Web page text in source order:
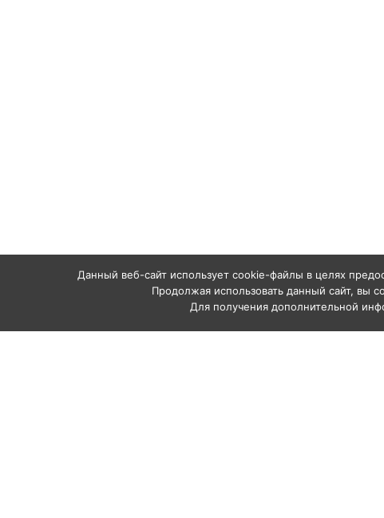
Данный веб-сайт использует cookie-файлы в целях
Продолжая использовать данный сайт, вы
Для получения дополнительной